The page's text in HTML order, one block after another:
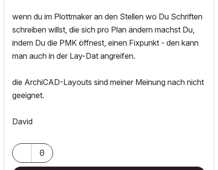
wenn du im Plottmaker an den Stellen wo Du Schriften
schreiben willst, die sich pro Plan ändern machst Du,
indem Du die PMK öffnest, einen Fixpunkt - den kann
man auch in der Lay-Dat angreifen.
die ArchiCAD-Layouts sind meiner Meinung nach nicht
geeignet.
David
0